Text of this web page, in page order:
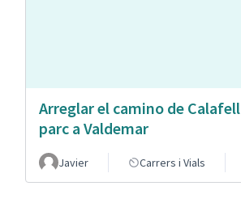
Arreglar el camino de Calafell
parc a Valdemar
Javier Carrers i Vials